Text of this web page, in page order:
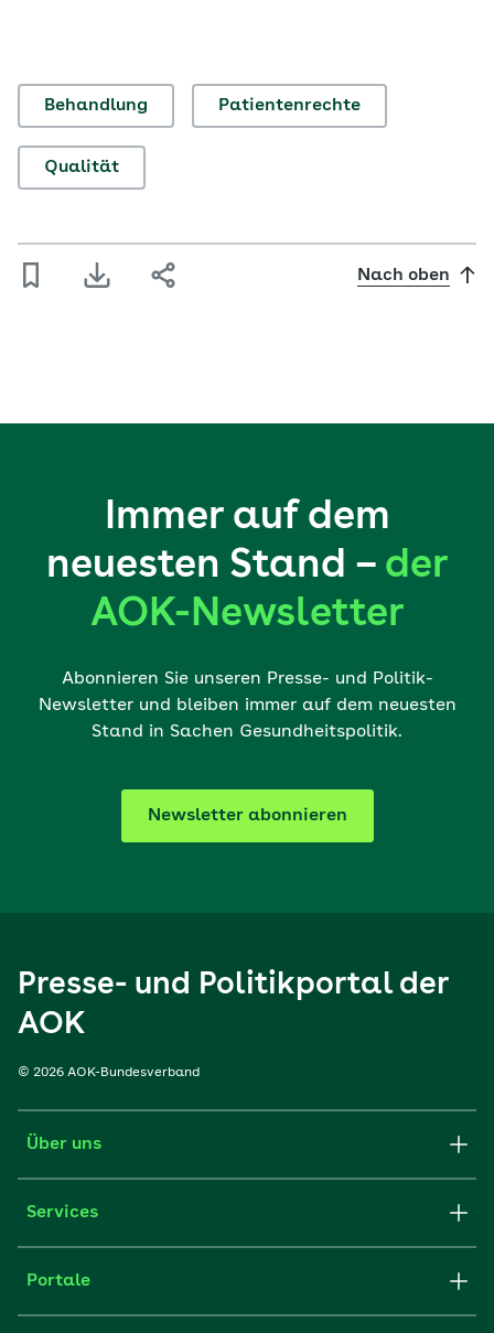
Behandlung Patientenrechte
Qualität
Nach oben
Immer auf dem
neuesten Stand – der
AOK-Newsletter
Abonnieren Sie unseren Presse- und Politik-
Newsletter und bleiben immer auf dem neuesten
Stand in Sachen Gesundheitspolitik.
Newsletter abonnieren
Presse- und Politikportal der
AOK
© 2026 AOK-Bundesverband
Über uns
Services
Portale